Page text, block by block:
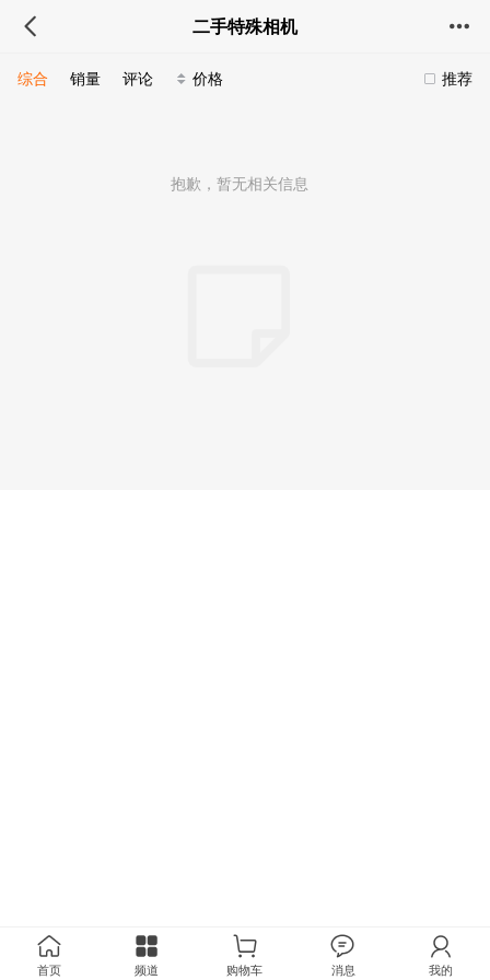
二手特殊相机
推荐
综合 销量 评论 价格
抱歉，暂无相关信息
首页 频道 购物车 消息 我的